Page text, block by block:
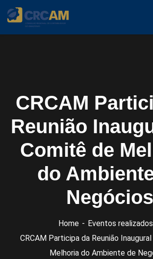
CRCAM
Reunião
Comitê de
do
Negócios
Home
Eventos realizados
CRCAM Participa da Reunião
Melhoria do Ambiente de